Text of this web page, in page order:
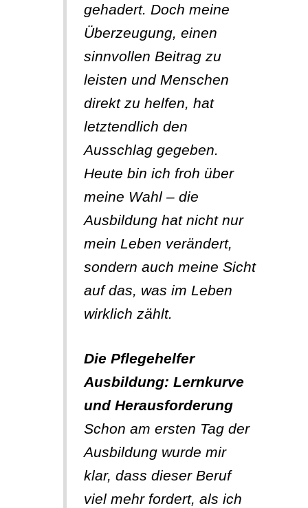
gehadert. Doch meine
Überzeugung, einen
sinnvollen Beitrag zu
leisten und Menschen
direkt zu helfen, hat
letztendlich den
Ausschlag gegeben.
Heute bin ich froh über
meine Wahl – die
Ausbildung hat nicht nur
mein Leben verändert,
sondern auch meine Sicht
auf das, was im Leben
wirklich zählt.
Die Pflegehelfer
Ausbildung: Lernkurve
und Herausforderung
Schon am ersten Tag der
Ausbildung wurde mir
klar, dass dieser Beruf
viel mehr fordert, als ich